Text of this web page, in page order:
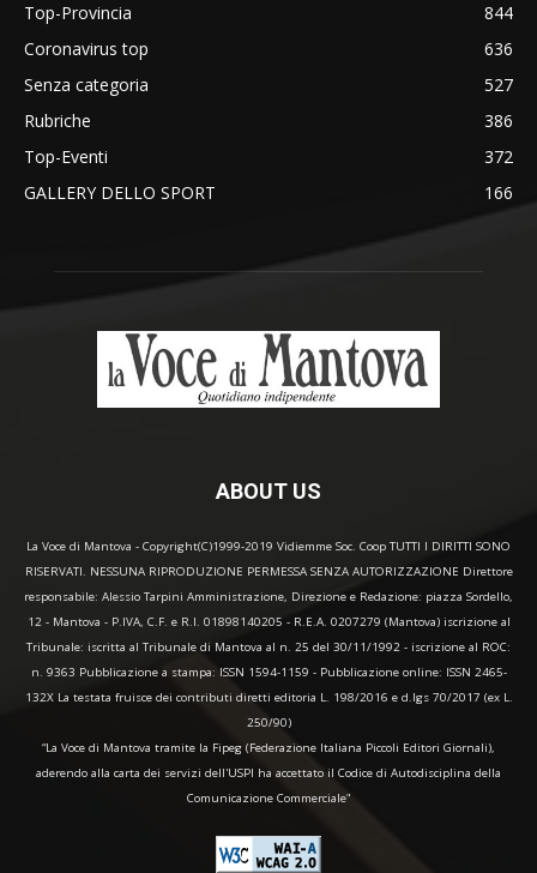
Top-Provincia
844
Coronavirus top
636
Senza categoria
527
Rubriche
386
Top-Eventi
372
GALLERY DELLO SPORT
166
ABOUT US
La Voce di Mantova - Copyright(C)1999-2019 Vidiemme Soc. Coop TUTTI I DIRITTI SONO
RISERVATI. NESSUNA RIPRODUZIONE PERMESSA SENZA AUTORIZZAZIONE Direttore
responsabile: Alessio Tarpini Amministrazione, Direzione e Redazione: piazza Sordello,
12 - Mantova - P.IVA, C.F. e R.I. 01898140205 - R.E.A. 0207279 (Mantova) iscrizione al
Tribunale: iscritta al Tribunale di Mantova al n. 25 del 30/11/1992 - iscrizione al ROC:
n. 9363 Pubblicazione a stampa: ISSN 1594-1159 - Pubblicazione online: ISSN 2465-
132X La testata fruisce dei contributi diretti editoria L. 198/2016 e d.lgs 70/2017 (ex L.
250/90)
“La Voce di Mantova tramite la Fipeg (Federazione Italiana Piccoli Editori Giornali),
aderendo alla carta dei servizi dell'USPI ha accettato il Codice di Autodisciplina della
Comunicazione Commerciale"